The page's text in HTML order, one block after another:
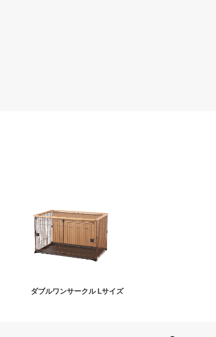
ダブルワンサークル Lサイズ